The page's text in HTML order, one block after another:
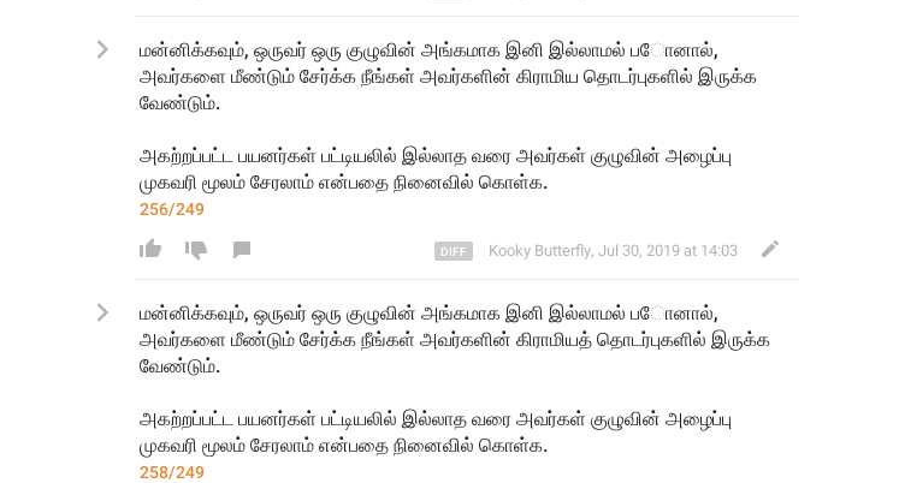
மன்னிக்கவும், ஒருவர் ஒரு குழுவின் அங்கமாக இனி இல்லாமல் ப
ோனால்,
அவர்களை மீண்டும் சேர்க்க நீங்கள் அவர்களின் கிராமிய தடர்புகளில் இருக்க
வேண்டும்.
அகற்றப்பட்ட பயனர்கள் பட்டியலில் இல்லாத வரை அவரகள் குழுவின் அழைப்பு
முகவரி மூலம் சேரலாம் என்பதை நினைவில் கொள்க.
256/249
Kooky Butterfly, Jul 30, 2019 at 14:03
மன்னிக்கவும், ஒருவர் ஒரு குழுவின் அங்கமாக இனி இல்லாமல் ப
ோனால்,
அவர்களை மீண்டும் சேர்க்க நீங்கள் அவர்களின் கிராமியத் தடர்புகளில் இருக்க
வேண்டும்.
அகற்றப்பட்ட பயனர்கள் பட்டியலில் இல்லாத வரை அவரகள் குழுவின் அழைப்பு
முகவரி மூலம் சேரலாம் என்பதை நினைவில் கொள்க.
258/249